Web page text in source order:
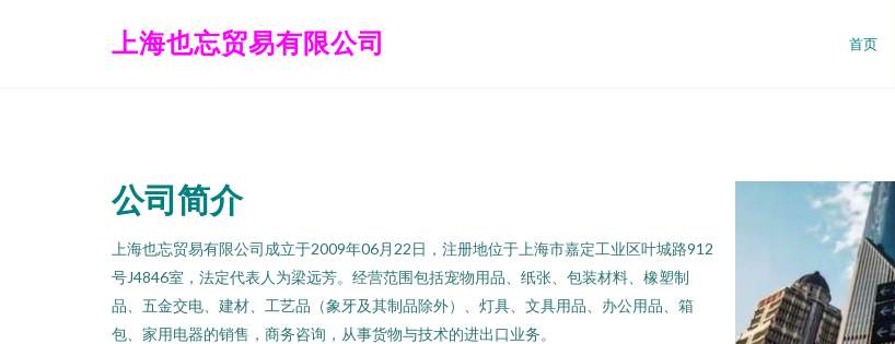
上海也忘贸易有限公司 首页
公司简介
上海也忘贸易有限公司成立于2009年06月22日，注册地位于上海市嘉定工业区叶城路912
号J4846室，法定代表人为梁远芳。经营范围包括宠物用品、纸张、包装材料、橡塑制
品、五金交电、建材、工艺品（象牙及其制品除外）、灯具、文具用品、办公用品、箱
包、家用电器的销售，商务咨询，从事货物与技术的进出口业务。